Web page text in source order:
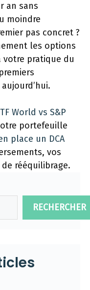
an sans
moindre
pas concret ?
les options
pratique du
World vs S&P
portefeuille
place un DCA
vos
rééquilibrage.
RECHERCHER